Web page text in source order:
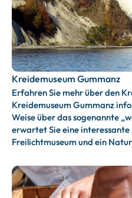
Kreidemuseum Gummanz
Erfahren Sie mehr über den
Kreidemuseum Gummanz
Weise über das sogenannte
erwartet Sie eine interessante
Freilichtmuseum und ein